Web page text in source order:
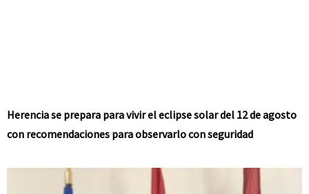
Herencia se prepara para vivir el eclipse solar del 12 de agosto
con recomendaciones para observarlo con seguridad